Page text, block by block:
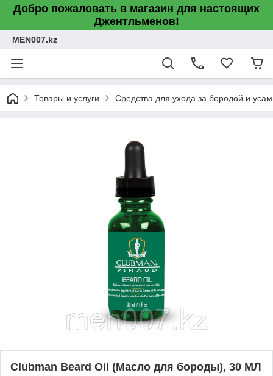
Добро пожаловать в магазин для настоящих
Джентльменов!
MEN007.kz
Товары и услуги Средства для ухода за бородой и
Clubman Beard Oil (Масло для бороды), 30 МЛ